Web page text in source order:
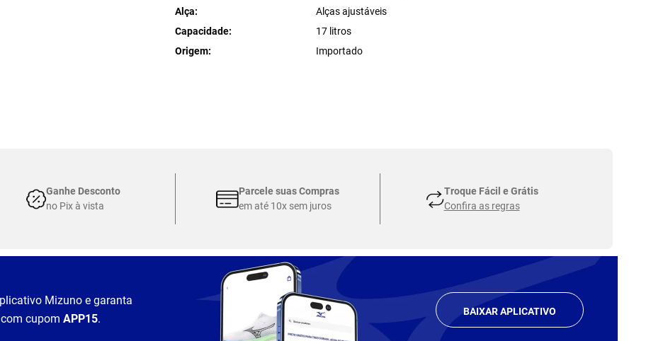
Alça
Alças ajustáveis
Capacidade
17 litros
Origem
Importado
Ganhe Desconto
no Pix à vista
Parcele suas Compras
em até 10x sem juros
Troque Fácil e Grátis
Confira as regras
Mizuno e garanta
com cupomAPP15.
BAIXAR APLICATIVO